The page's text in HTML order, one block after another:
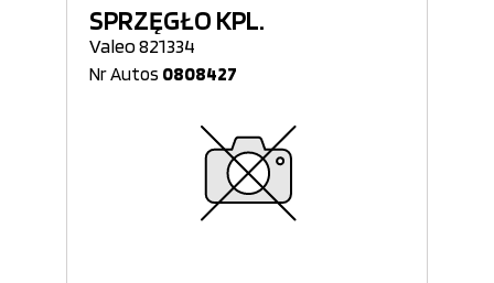
SPRZĘGŁO KPL.
Valeo 821334
Nr Autos 0808427